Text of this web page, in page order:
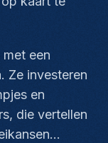
een
Ze investeren
en
die vertellen